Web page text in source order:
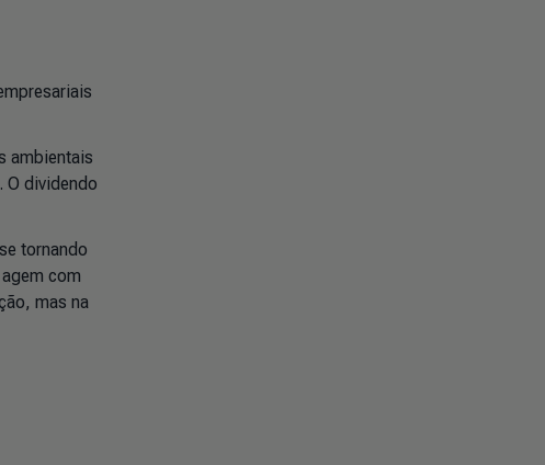
ambientais
O dividendo
tornando
com
mas na